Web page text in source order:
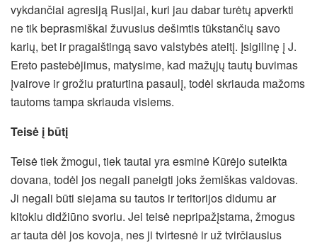
vykdančiai agresiją Rusijai, kuri jau dabar turėtų apverkti
ne tik beprasmiškai žuvusius dešimtis tūkstančių savo
karių, bet ir pragaištingą savo valstybės ateitį. Įsigilinę į J.
Ereto pastebėjimus, matysime, kad mažųjų tautų buvimas
įvairove ir grožiu praturtina pasaulį, todėl skriauda mažoms
tautoms tampa skriauda visiems.
Teisė į būtį
Teisė tiek žmogui, tiek tautai yra esminė Kūrėjo suteikta
dovana, todėl jos negali paneigti joks žemiškas valdovas.
Ji negali būti siejama su tautos ir teritorijos didumu ar
kitokiu didžiūno svoriu. Jei teisė nepripažįstama, žmogus
ar tauta dėl jos kovoja, nes ji tvirtesnė ir už tvirčiausius